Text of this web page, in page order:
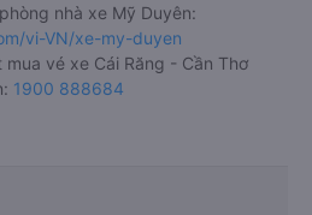
nhà xe Mỹ Duyên:
vi-VN/xe-my-duyen
mua vé xe Cái Răng - Cần Thơ
1900 888684